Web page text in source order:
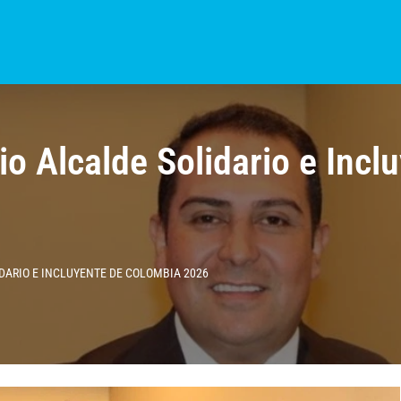
Alcalde Solidario e
E INCLUYENTE DE COLOMBIA 2026